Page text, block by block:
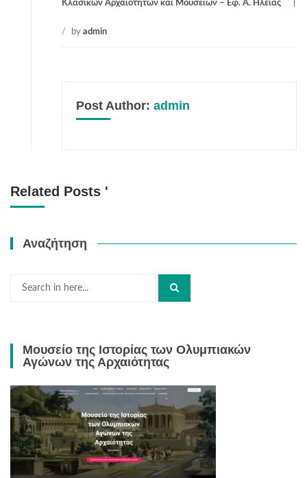
Κλασικών Αρχαιοτήτων και Μουσείων – Εφ. Α. Ηλείας
/ by admin
Post Author: admin
Related Posts '
Αναζήτηση
Search
Μουσείο της Ιστορίας των Ολυμπιακών
Αγώνων της Αρχαιότητας